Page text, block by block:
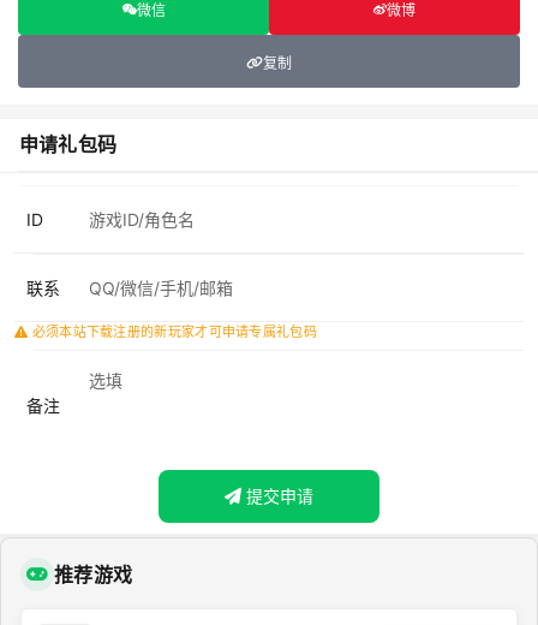
微信 微博
复制
申请礼包码
ID
联系
必须本站下载注册的新玩家才可申请专属礼包码
备注
提交申请
推荐游戏